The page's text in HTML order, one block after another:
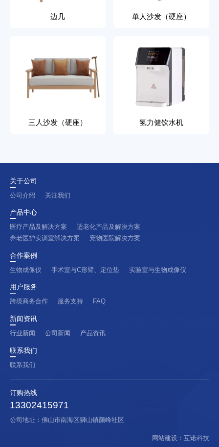
边几 单人沙发（硬座）
三人沙发（硬座） 氢力健饮水机
关于公司
公司介绍
关注我们
产品中心
医疗产品及解决方案
适老化产品及解决方案
养老医护实训室解决方案
宠物医院解决方案
合作案例
生物成像仪
手术室与C形臂、定位垫 实验室与生物成像仪
用户服务
跨境商务合作
服务支持 FAQ
新闻资讯
行业新闻
公司新闻 产品资讯
联系我们
联系我们
订购热线
13302415971
公司地址：佛山市南海区狮山镇颜峰社区
网站建设 ： 互诺科技